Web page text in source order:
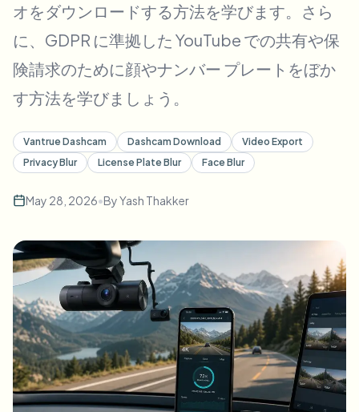
複数の動画をまとめて処理
API & SDK
アップロード、ジョブ、ウェブフックを自動化
お問い合わせフォーム
ビデオインテリジェンス
一括背景除去
オをダウンロードする方法を学びます。さら
に、GDPR に準拠した YouTube での共有や保
険請求のために顔やナンバー プレートをぼか
す方法を学びましょう。
Vantrue Dashcam Dashcam Download
Video Export
Privacy Blur
License Plate Blur Face Blur
May 28, 2026•ByYash Thakker